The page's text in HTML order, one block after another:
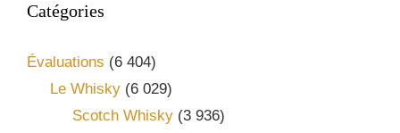
Catégories
Évaluations (6 404)
Le Whisky(6 029)
Scotch Whisky (3 936)